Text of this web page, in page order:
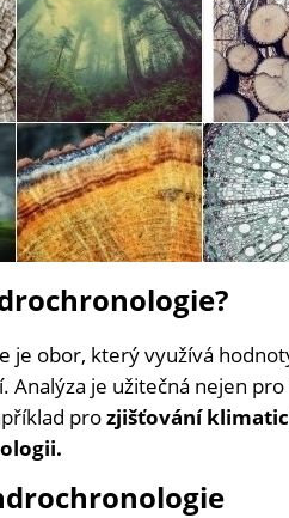
je obor, který využívá
Analýza je užitečná nejen
prozjišťování